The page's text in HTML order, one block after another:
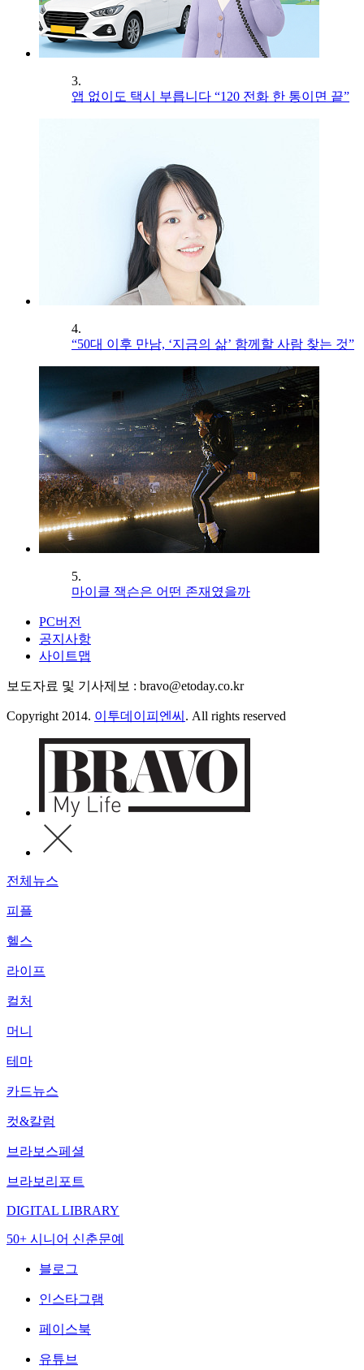
3.
앱 없이도 택시 부릅니다 “120 전화 한 통이면 끝”
4.
“50대 이후 만남, ‘지금의 삶’ 함께할 사람 찾는 것”
5.
마이클 잭슨은 어떤 존재였을까
PC버전
공지사항
사이트맵
보도자료 및 기사제보 : bravo@etoday.co.kr
Copyright 2014. 이투데이피엔씨 . All rights reserved
전체뉴스
피플
헬스
라이프
컬처
머니
테마
카드뉴스
컷&칼럼
브라보스페셜
브라보리포트
DIGITAL LIBRARY
50+ 시니어 신춘문예
블로그
인스타그램
페이스북
유튜브